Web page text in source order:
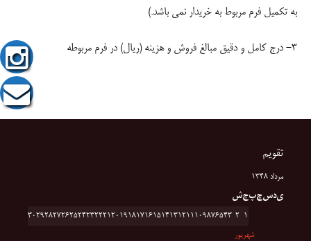
به تکمیل فرم مربوط به خریدار نمی باشد.)
۳- درج کامل و دقیق مبالغ فروش و هزینه (ریال) در فرم مربوطه
تقویم
مرداد ۱۳۴۸
یدسچپجش
شهریور
1
2
3
4
5
6
7
8
9
10
11
12
13
14
15
16
17
18
19
20
21
22
23
24
25
26
27
28
29
30